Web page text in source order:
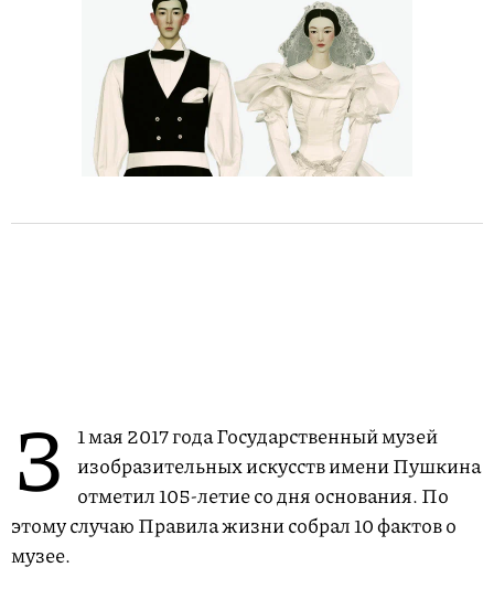
3
1 мая 2017 года Государственный музей
изобразительных искусств имени Пушкина
отметил 105-летие со дня основания. По
этому случаю Правила жизни собрал 10 фактов о
музее.